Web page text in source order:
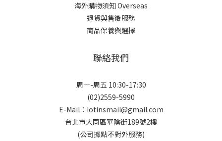
海外購物須知 Overseas
退貨與售後服務
商品保養與選擇
聯絡我們
周一-周五 10:30-17:30
(02)2559-5990
E-Mail：lotinsmail@gmail.com
台北市大同區華陰街189號2樓
(公司據點不對外服務)